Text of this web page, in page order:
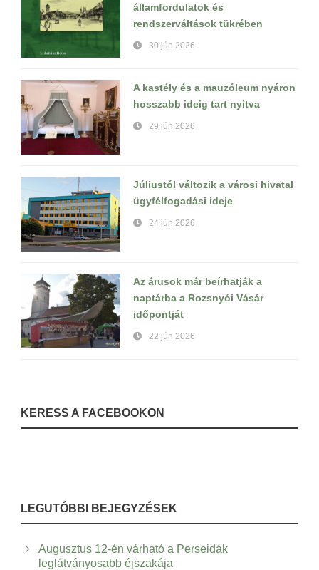
államfordulatok és
rendszerváltások tükrében
30 jún 2026
A kastély és a mauzóleum nyáron
hosszabb ideig tart nyitva
29 jún 2026
Júliustól változik a városi hivatal
ügyfélfogadási ideje
24 jún 2026
Az árusok már beírhatják a
naptárba a Rozsnyói Vásár
időpontját
22 jún 2026
KERESS A FACEBOOKON
LEGUTÓBBI BEJEGYZÉSEK
Augusztus 12-én várható a Perseidák
leglátványosabb éjszakája